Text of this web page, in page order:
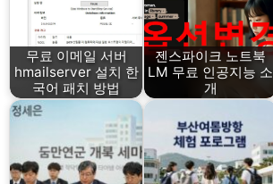
무료 이메일 서버
hmailserver 설치 한
국어 패치 방법
젠스파이크 노트북
LM 무료 인공지능 소
개